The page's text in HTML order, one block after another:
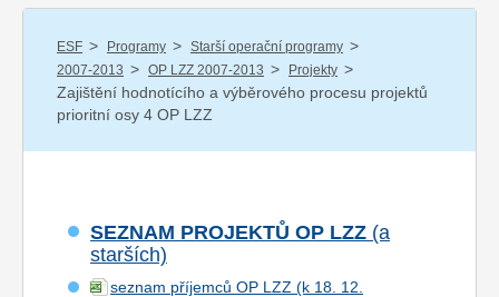
ESF / Programy / Starší operační programy /
2007-2013 / OP LZZ 2007-2013 / Projekty /
Zajištění hodnotícího a výběrového procesu projektů
prioritní osy 4 OP LZZ
SEZNAM PROJEKTŮ OP LZZ (a
starších)
seznam příjemců OP LZZ (k 18. 12.